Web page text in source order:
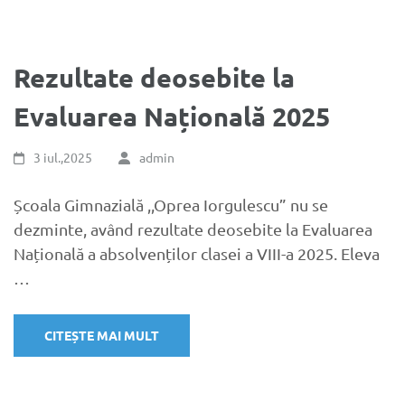
Rezultate deosebite la
Evaluarea Națională 2025
3 iul.,2025 admin
Școala Gimnazială ,,Oprea Iorgulescu” nu se
dezminte, având rezultate deosebite la Evaluarea
Națională a absolvenților clasei a VIII-a 2025. Eleva
CITEȘTE MAI MULT